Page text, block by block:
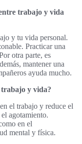
trabajo y vida
y tu vida personal.
Practicar una
otra parte, es
mantener una
ayuda mucho.
y vida?
el trabajo y reduce el
agotamiento.
en el
mental y física.